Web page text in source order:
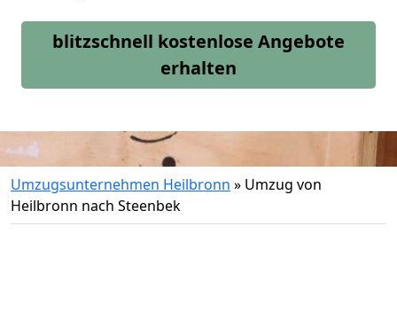
blitzschnell kostenlose Angebote
erhalten
Umzugsunternehmen Heilbronn » Umzug von
Heilbronn nach Steenbek